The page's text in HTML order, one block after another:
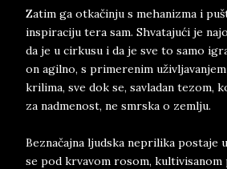
Zatim ga otkačinju s mehanizma i
inspiraciju tera sam. Shvatajući je
da je u cirkusu i da je sve to samo
on agilno, s primerenim uživljavanjem
krilima, sve dok se, savladan tezom,
za nadmenost, ne smrska o zemlju.
Beznačajna ljudska neprilika postaje
se pod krvavom rosom, kultivisanom